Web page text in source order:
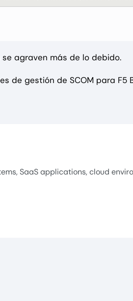
agraven más de lo debido.
de gestión de SCOM para F5
SaaS applications, cloud